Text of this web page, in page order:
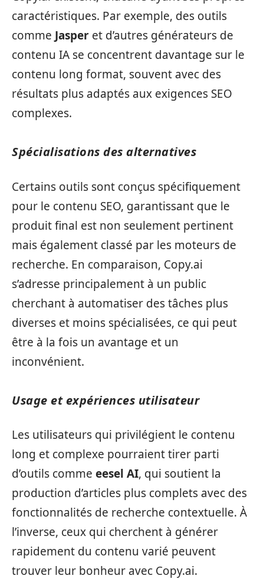
caractéristiques. Par exemple, des outils
comme Jasper et d’autres générateurs de
contenu IA se concentrent davantage sur le
contenu long format, souvent avec des
résultats plus adaptés aux exigences SEO
complexes.
Spécialisations des alternatives
Certains outils sont conçus spécifiquement
pour le contenu SEO, garantissant que le
produit final est non seulement pertinent
mais également classé par les moteurs de
recherche. En comparaison, Copy.ai
s’adresse principalement à un public
cherchant à automatiser des tâches plus
diverses et moins spécialisées, ce qui peut
être à la fois un avantage et un
inconvénient.
Usage et expériences utilisateur
Les utilisateurs qui privilégient le contenu
long et complexe pourraient tirer parti
d’outils comme eesel AI, qui soutient la
production d’articles plus complets avec des
fonctionnalités de recherche contextuelle. À
l’inverse, ceux qui cherchent à générer
rapidement du contenu varié peuvent
trouver leur bonheur avec Copy.ai.